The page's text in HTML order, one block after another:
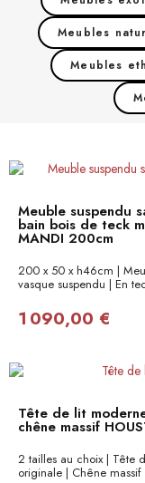
Meubles
Meubles
Meuble suspendu
bain bois de teck
MANDI 200cm
200 x 50 x h46cm |
vasque suspendu | En
1 090,00 €
Tête de lit
chêne massif
2 tailles au choix | Tête
originale | Chêne